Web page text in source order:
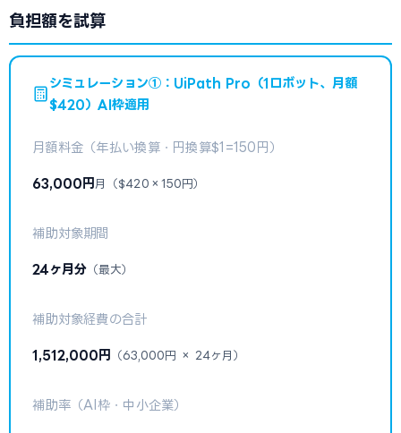
負担額を試算
シミュレーション①：UiPath Pro（1ロボット、月額
$420）AI枠適用
月額料金（年払い換算・円換算$1=150円）
63,000円 月（$420×150円）
補助対象期間
24ヶ月分 （最大）
補助対象経費の合計
1,512,000円 （63,000円 × 24ヶ月）
補助率（AI枠・中小企業）